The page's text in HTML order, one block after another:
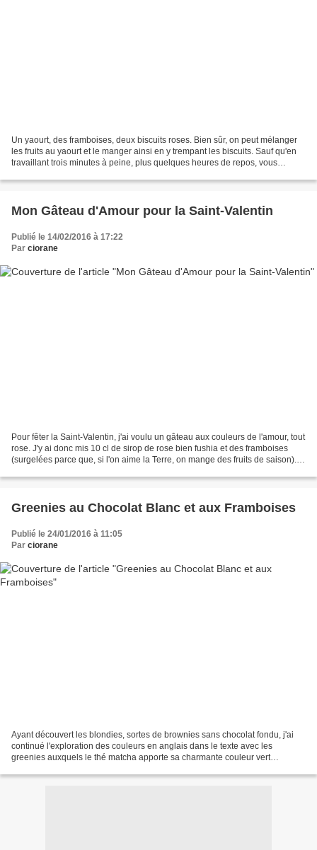
Un yaourt, des framboises, deux biscuits roses. Bien sûr, on peut mélanger
les fruits au yaourt et le manger ainsi en y trempant les biscuits. Sauf qu'en
travaillant trois minutes à peine, plus quelques heures de repos, vous
Mon Gâteau d'Amour pour la Saint-Valentin
Publié le 14/02/2016 à 17:22
Par ciorane
Pour fêter la Saint-Valentin, j'ai voulu un gâteau aux couleurs de l'amour, tout
rose. J'y ai donc mis 10 cl de sirop de rose bien fushia et des framboises
(surgelées parce que, si l'on aime la Terre, on mange des fruits de saison).
Greenies au Chocolat Blanc et aux Framboises
Publié le 24/01/2016 à 11:05
Par ciorane
Ayant découvert les blondies, sortes de brownies sans chocolat fondu, j'ai
continué l'exploration des couleurs en anglais dans le texte avec les
greenies auxquels le thé matcha apporte sa charmante couleur vert